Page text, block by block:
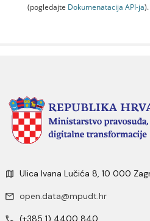
(pogledajte Dokumenаtаcijа API-jа).